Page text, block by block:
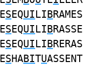
ESEQUILIBRAMES
ESEQUILIBRASSE
ESEQUILIBRERAS
ESHABITUASSENT